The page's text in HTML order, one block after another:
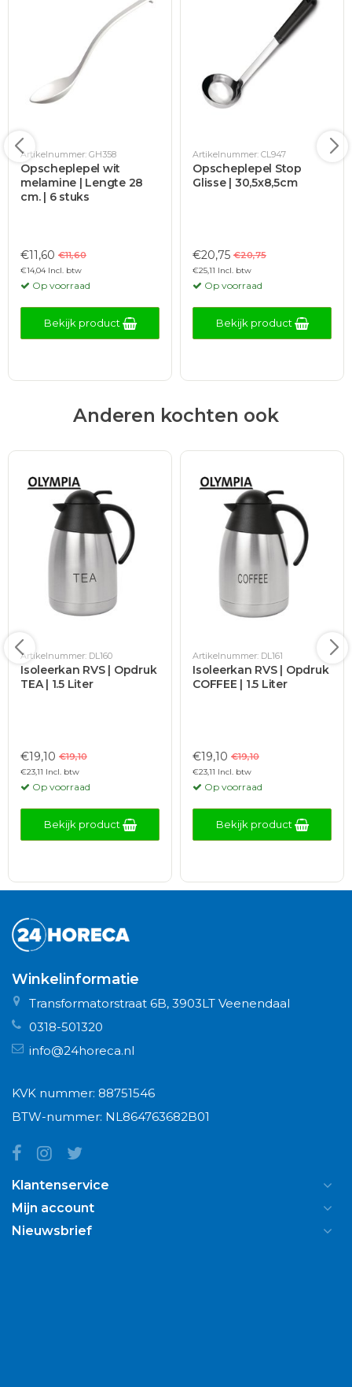
Artikelnummer: GH358
Opscheplepel wit
melamine | Lengte 28
cm. | 6 stuks
€11,60 €11,60
€14,04 Incl. btw
Op voorraad
Bekijk product
Artikelnummer: CL947
Opscheplepel Stop
Glisse | 30,5x8,5cm
€20,75 €20,75
€25,11 Incl. btw
Op voorraad
Bekijk product
Anderen kochten ook
Artikelnummer: DL160
Isoleerkan RVS | Opdruk
TEA | 1.5 Liter
€19,10 €19,10
€23,11 Incl. btw
Op voorraad
Bekijk product
Artikelnummer: DL161
Isoleerkan RVS | Opdruk
COFFEE | 1.5 Liter
€19,10 €19,10
€23,11 Incl. btw
Op voorraad
Bekijk product
Winkelinformatie
Transformatorstraat 6B, 3903LT Veenendaal
0318-501320
info@24horeca.nl
KVK nummer: 88751546
BTW-nummer: NL864763682B01
Klantenservice
Mijn account
Nieuwsbrief